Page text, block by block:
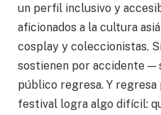
un perfil inclusivo y
aficionados a la cultura
cosplay y coleccionistas.
sostienen por accidente —
público regresa. Y regresa
festival logra algo difícil: